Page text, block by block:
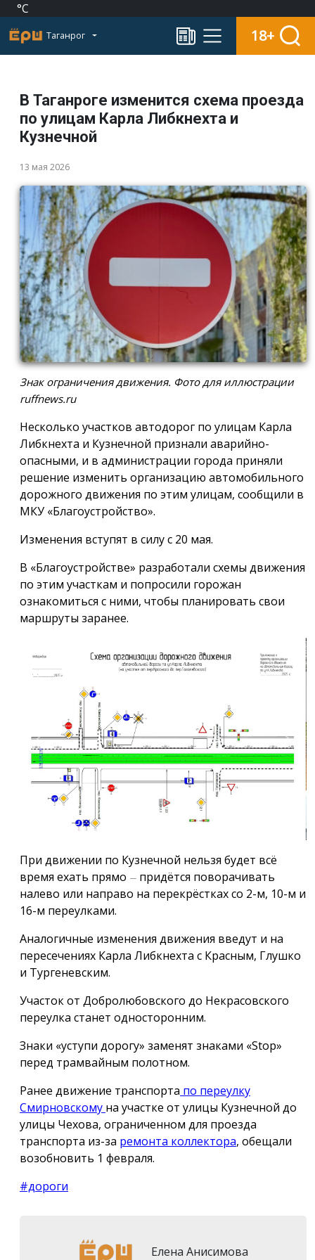
°C
Таганрог 18+
В Таганроге изменится схема проезда
по улицам Карла Либкнехта и
Кузнечной
13 мая 2026
Знак ограничения движения. Фото для иллюстрации
ruffnews.ru
Несколько участков автодорог по улицам Карла
Либкнехта и Кузнечной признали аварийно-
опасными, и в администрации города приняли
решение изменить организацию автомобильного
дорожного движения по этим улицам, сообщили в
МКУ «Благоустройство».
Изменения вступят в силу с 20 мая.
В «Благоустройстве» разработали схемы движения
по этим участкам и попросили горожан
ознакомиться с ними, чтобы планировать свои
маршруты заранее.
Предыдущий
При движении по Кузнечной нельзя будет всё
время ехать прямо — придётся поворачивать
налево или направо на перекрёстках со 2-м, 10-м и
16-м переулками.
Аналогичные изменения движения введут и на
пересечениях Карла Либкнехта с Красным, Глушко
и Тургеневским.
Участок от Добролюбовского до Некрасовского
переулка станет односторонним.
Знаки «уступи дорогу» заменят знаками «Stop»
перед трамвайным полотном.
Ранее движение транспорта по переулку
Смирновскому на участке от улицы Кузнечной до
улицы Чехова, ограниченном для проезда
транспорта из-за ремонта коллектора, обещали
возобновить 1 февраля.
#дороги
Елена Анисимова